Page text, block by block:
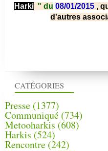
CATÉGORIES
Presse (1377)
Communiqué (734)
Metooharkis (608)
Harkis (524)
Rencontre (242)
Harki " du 08/01/2015 ,
d'autres